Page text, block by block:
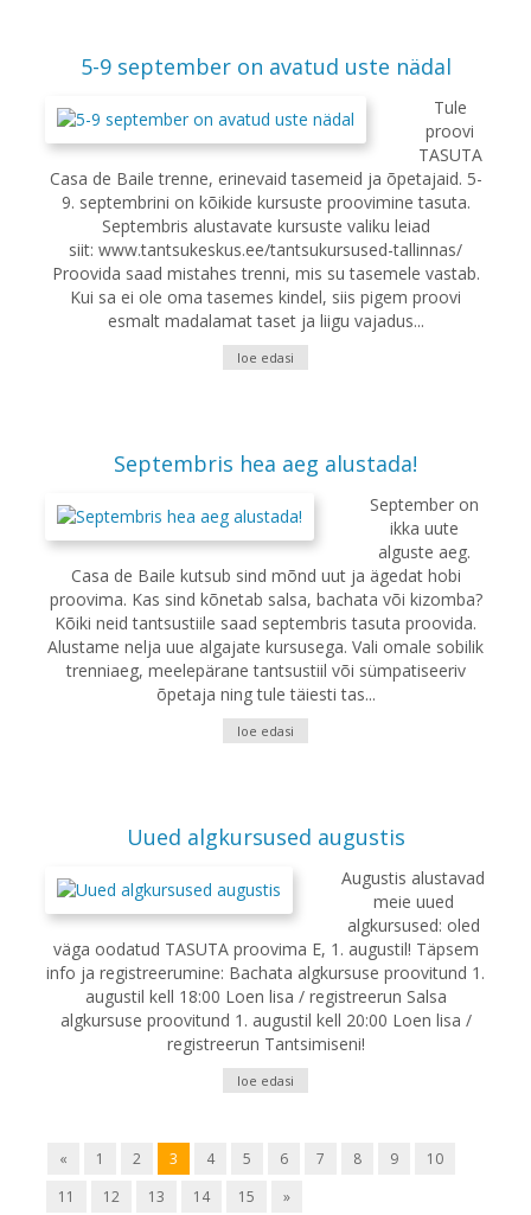
5-9 september on avatud uste nädal
Tule
proovi
TASUTA
Casa de Baile trenne, erinevaid tasemeid ja õpetajaid. 5-
9. septembrini on kõikide kursuste proovimine tasuta.
Septembris alustavate kursuste valiku leiad
siit: www.tantsukeskus.ee/tantsukursused-tallinnas/
Proovida saad mistahes trenni, mis su tasemele vastab.
Kui sa ei ole oma tasemes kindel, siis pigem proovi
esmalt madalamat taset ja liigu vajadus...
loe edasi
Septembris hea aeg alustada!
September on
ikka uute
alguste aeg.
Casa de Baile kutsub sind mõnd uut ja ägedat hobi
proovima. Kas sind kõnetab salsa, bachata või kizomba?
Kõiki neid tantsustiile saad septembris tasuta proovida.
Alustame nelja uue algajate kursusega. Vali omale sobilik
trenniaeg, meelepärane tantsustiil või sümpatiseeriv
õpetaja ning tule täiesti tas...
loe edasi
Uued algkursused augustis
Augustis alustavad
meie uued
algkursused: oled
väga oodatud TASUTA proovima E, 1. augustil! Täpsem
info ja registreerumine: Bachata algkursuse proovitund 1.
augustil kell 18:00 Loen lisa / registreerun Salsa
algkursuse proovitund 1. augustil kell 20:00 Loen lisa /
registreerun Tantsimiseni!
loe edasi
« 1 2 3 4 5 6 7 8 9
10
11
12 13 14 15 »